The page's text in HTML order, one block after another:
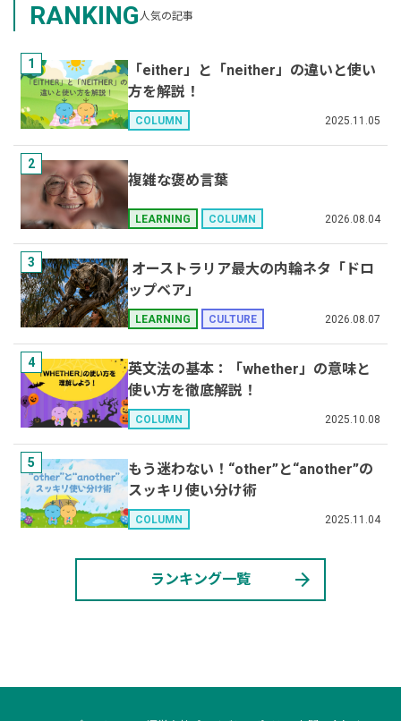
RANKING 人気の記事
1
「either」と「neither」の違いと使い
方を解説！
COLUMN 2025.11.05
2
複雑な褒め言葉
LEARNING COLUMN 2026.08.04
3
オーストラリア最大の内輪ネタ「ドロ
ップベア」
LEARNING CULTURE 2026.08.07
4
英文法の基本：「whether」の意味と
使い方を徹底解説！
COLUMN 2025.10.08
5
もう迷わない！“other”と“another”の
スッキリ使い分け術
COLUMN 2025.11.04
ランキング一覧 arrow_forward